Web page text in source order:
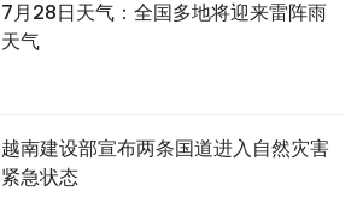
7月28日天气：全国多地将迎来雷阵雨
天气
越南建设部宣布两条国道进入自然灾害
紧急状态